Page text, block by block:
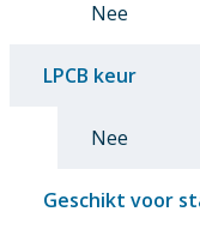
Nee
LPCB keur
Nee
Geschikt voor